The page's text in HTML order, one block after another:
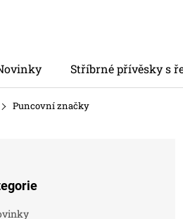
Stříbrné přívěsky s
DomůPuncovní značky